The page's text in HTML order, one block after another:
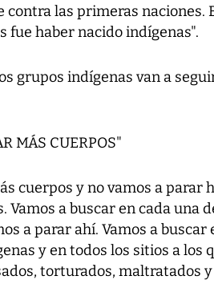
contra las primeras naciones.
fue haber nacido indígenas".
grupos indígenas van a
MÁS CUERPOS"
cuerpos y no vamos a parar
Vamos a buscar en cada una
a parar ahí. Vamos a
y en todos los sitios a los
torturados, maltratados